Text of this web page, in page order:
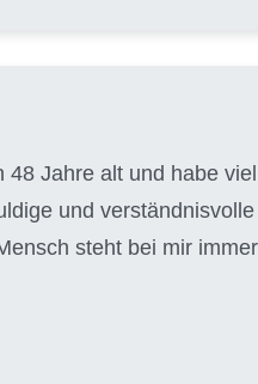
Jahre alt und habe
und
steht bei mir